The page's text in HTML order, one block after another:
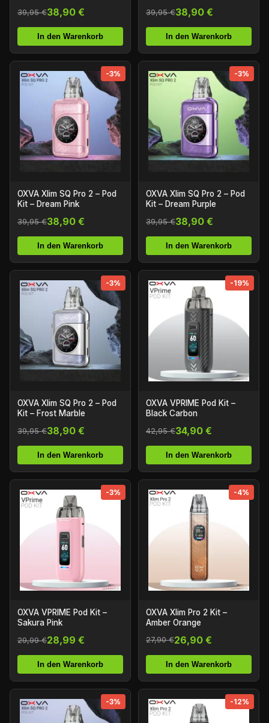
39,95 €38,90 €
In den Warenkorb
39,95 €38,90 €
In den Warenkorb
-3%
OXVA Xlim SQ Pro 2 – Pod
Kit – Dream Pink
39,95 €38,90 €
In den Warenkorb
-3%
OXVA Xlim SQ Pro 2 – Pod
Kit – Dream Purple
39,95 €38,90 €
In den Warenkorb
-3%
OXVA Xlim SQ Pro 2 – Pod
Kit – Frost Marble
39,95 €38,90 €
In den Warenkorb
-19%
OXVA VPRIME Pod Kit –
Black Carbon
42,95 €34,90 €
In den Warenkorb
-3%
OXVA VPRIME Pod Kit –
Sakura Pink
29,99 €28,99 €
In den Warenkorb
-4%
OXVA Xlim Pro 2 Kit –
Amber Orange
27,90 €26,90 €
In den Warenkorb
-3% -12%